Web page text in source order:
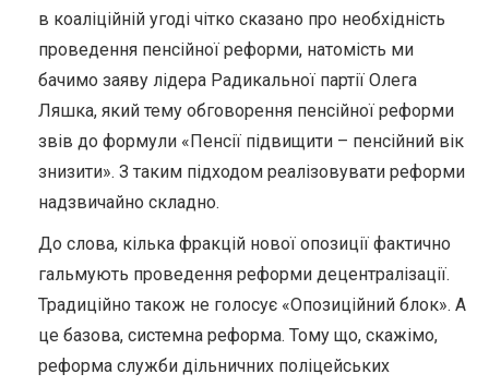
в коаліційній угоді чітко сказано про необхідність
проведення пенсійної реформи, натомість ми
бачимо заяву лідера Радикальної партії Олега
Ляшка, який тему обговорення пенсійної реформи
звів до формули «Пенсії підвищити – пенсійний вік
знизити». З таким підходом реалізовувати реформи
надзвичайно складно.
До слова, кілька фракцій нової опозиції фактично
гальмують проведення реформи децентралізації.
Традиційно також не голосує «Опозиційний блок». А
це базова, системна реформа. Тому що, скажімо,
реформа служби дільничних поліцейських